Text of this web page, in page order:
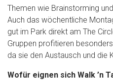
Themen wie Brainstorming
Auch das wöchentliche
gut im Park direkt am The
Gruppen profitieren
da sie den Austausch und die
Wofür eignen sich Walk ’n